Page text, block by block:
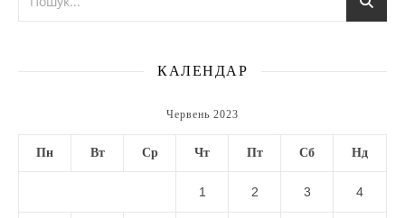
КАЛЕНДАР
Червень 2023
Пн Вт Ср Чт Пт Сб Нд
1 2 3 4